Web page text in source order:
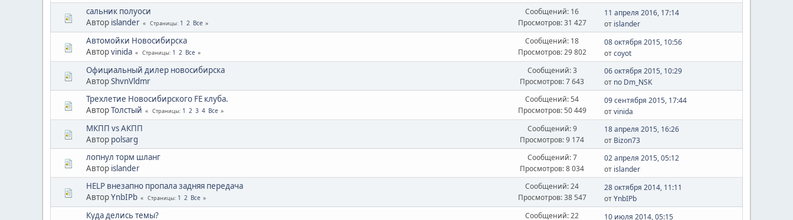
сальник полуоси
Автор islander Страницы 1 2 Все
Сообщений: 16
Просмотров: 31 427
11 апреля 2016, 17:14
от islander
Автомойки Новосибирска
Авторvinida Страницы 1 2 Все
Сообщений: 18
Просмотров: 29 802
08 октября 2015, 10:56
отcoyot
Официальный дилер новосибирска
АвторShvnVldmr
Сообщений: 3
Просмотров: 7 643
06 октября 2015, 10:29
от no Dm_NSK
Трехлетие Новосибирского FE клуба.
АвторТолстый Страницы 1 2 3 4 Все
Сообщений: 54
Просмотров: 50 449
09 сентября 2015, 17:44
отvinida
МКПП vs АКПП
Автор polsarg
Сообщений: 9
Просмотров: 9 174
18 апреля 2015, 16:26
от Bizon73
лопнул торм шланг
Автор islander
Сообщений: 7
Просмотров: 8 034
02 апреля 2015, 05:12
от islander
HELP внезапно пропала задняя передача
АвторYnbIPb Страницы 1 2 Все
Сообщений: 24
Просмотров: 38 547
28 октября 2014, 11:11
отYnbIPb
Куда делись темы? Сообщений: 22 10 июля 2014, 05:15